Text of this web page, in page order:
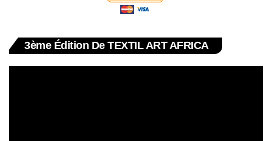
3ème Édition De TEXTIL ART AFRICA